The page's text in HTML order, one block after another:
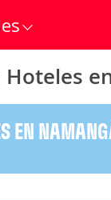
Hoteles
EN